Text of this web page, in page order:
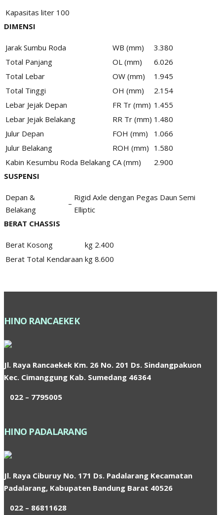
Kapasitas liter 100
DIMENSI
Jarak Sumbu Roda WB (mm)
3.380
Total Panjang
OL (mm)
6.026
Total Lebar
OW (mm)
1.945
Total Tinggi
OH (mm)
2.154
Lebar Jejak Depan
FR Tr (mm) 1.455
Lebar Jejak Belakang
RR Tr (mm) 1.480
Julur Depan
FOH (mm)
1.066
Julur Belakang
ROH (mm) 1.580
Kabin Kesumbu Roda Belakang CA (mm)
2.900
SUSPENSI
Depan &
Belakang
–
Rigid Axle dengan Pegas Daun Semi
Elliptic
BERAT CHASSIS
Berat Kosong kg 2.400
Berat Total Kendaraan kg 8.600
HINO RANCAEKEK
Jl. Raya Rancaekek Km. 26 No. 201 Ds. Sindangpakuon
Kec. Cimanggung Kab. Sumedang 46364
022 – 7795005
HINO PADALARANG
Jl. Raya Ciburuy No. 171 Ds. Padalarang Kecamatan
Padalarang, Kabupaten Bandung Barat 40526
022 – 86811628